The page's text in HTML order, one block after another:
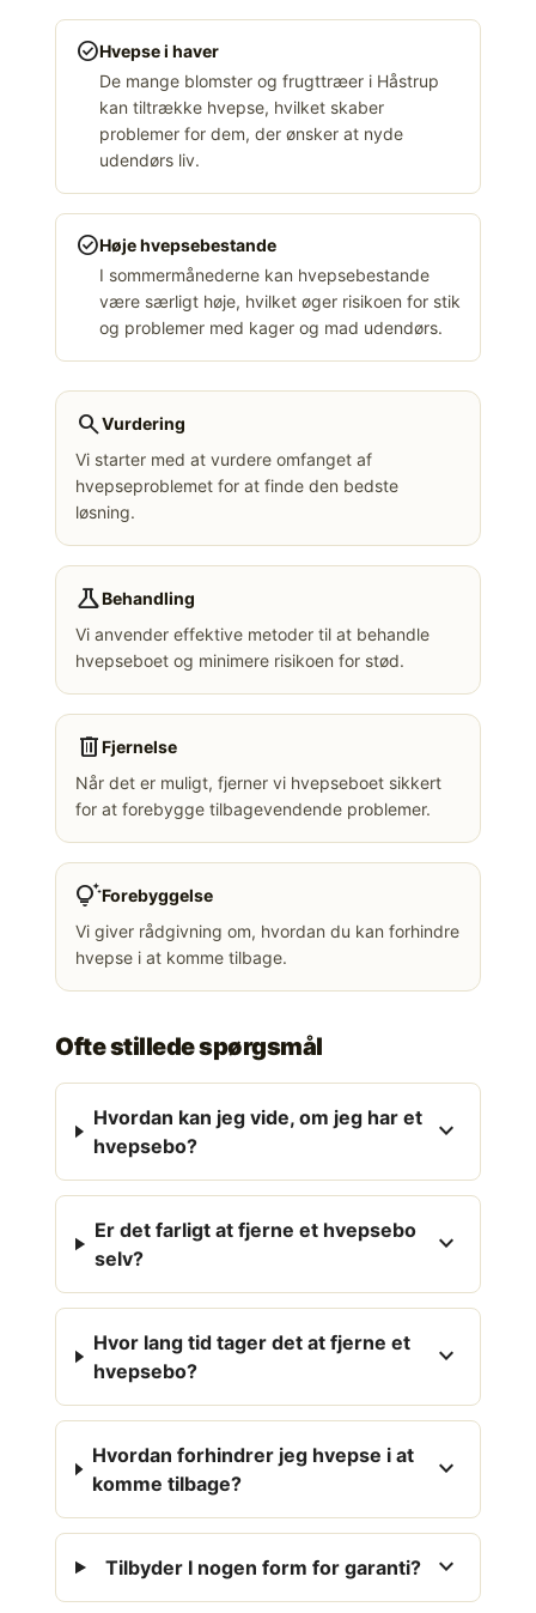
check_circleHvepse i haver
De mange blomster og frugttræer i Håstrup
kan tiltrække hvepse, hvilket skaber
problemer for dem, der ønsker at nyde
udendørs liv.
check_circleHøje hvepsebestande
I sommermånederne kan hvepsebestande
være særligt høje, hvilket øger risikoen for stik
og problemer med kager og mad udendørs.
searchVurdering
Vi starter med at vurdere omfanget af
hvepseproblemet for at finde den bedste
løsning.
scienceBehandling
Vi anvender effektive metoder til at behandle
hvepseboet og minimere risikoen for stød.
deleteFjernelse
Når det er muligt, fjerner vi hvepseboet sikkert
for at forebygge tilbagevendende problemer.
tips_and_updatesForebyggelse
Vi giver rådgivning om, hvordan du kan forhindre
hvepse i at komme tilbage.
Ofte stillede spørgsmål
Hvordan kan jeg vide, om jeg har et
hvepsebo?
expand_more
Er det farligt at fjerne et hvepsebo
selv?
expand_more
Hvor lang tid tager det at fjerne et
hvepsebo?
expand_more
Hvordan forhindrer jeg hvepse i at
komme tilbage?
expand_more
Tilbyder I nogen form for garanti? expand_more